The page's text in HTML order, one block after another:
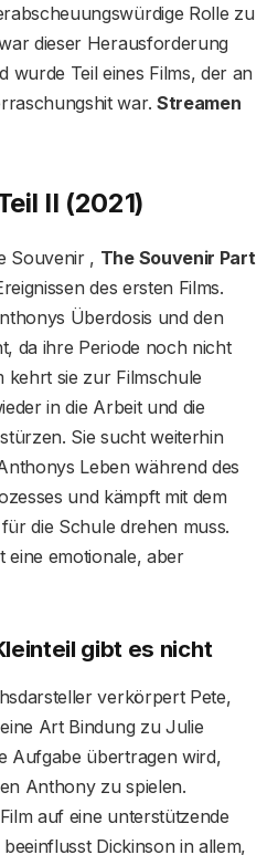
Rolle zu
dieser Herausforderung
wurde Teil eines Films, der an
war. Streamen
II (2021)
Souvenir , The Souvenir Part
des ersten Films.
Überdosis und den
da ihre Periode noch nicht
kehrt sie zur Filmschule
in die Arbeit und die
Sie sucht weiterhin
Leben während des
und kämpft mit dem
die Schule drehen muss.
eine emotionale, aber
gibt es nicht
verkörpert Pete,
Art Bindung zu Julie
Aufgabe übertragen wird,
Anthony zu spielen.
auf eine unterstützende
Dickinson in allem,